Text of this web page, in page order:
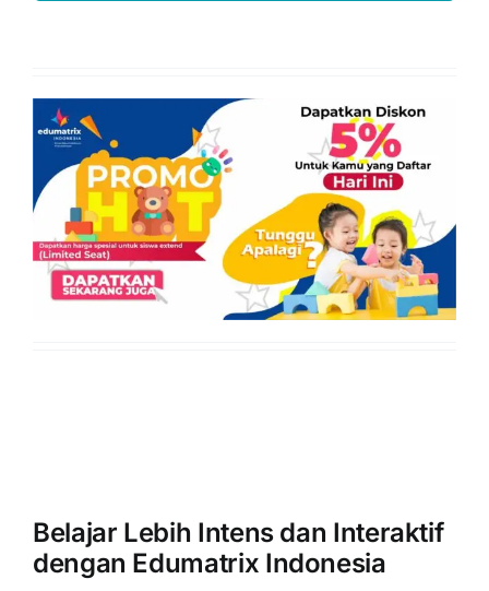
Belajar Lebih Intens dan Interaktif
dengan Edumatrix Indonesia